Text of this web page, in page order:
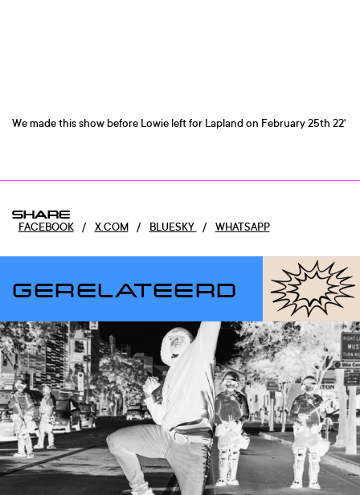
We made this show before Lowie left for Lapland on February 25th 22'
SHARE
FACEBOOK / X.COM / BLUESKY / WHATSAPP
GERELATEERD